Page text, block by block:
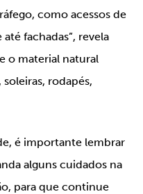
como acessos de
fachadas”, revela
o material natural
rodapés,
é importante lembrar
alguns cuidados na
para que continue